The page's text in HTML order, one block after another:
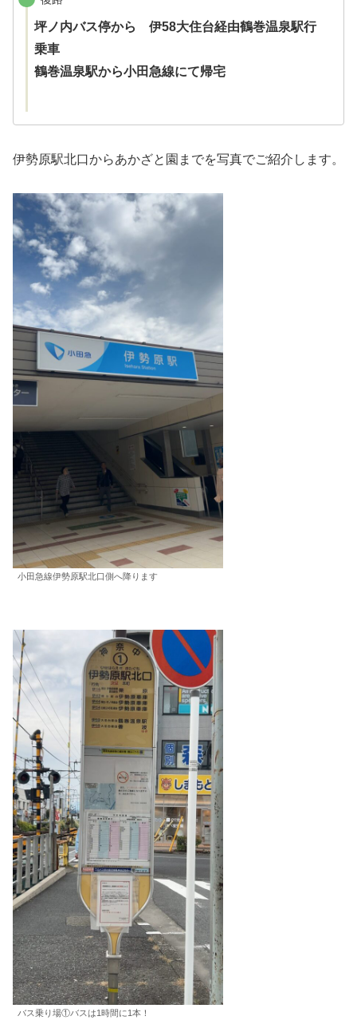
坪ノ内バス停から 伊58大住台経由鶴巻温泉駅行
乗車
鶴巻温泉駅から小田急線にて帰宅
伊勢原駅北口からあかざと園までを写真でご紹介します。
小田急線伊勢原駅北口側へ降ります
バス乗り場①バスは1時間に1本！